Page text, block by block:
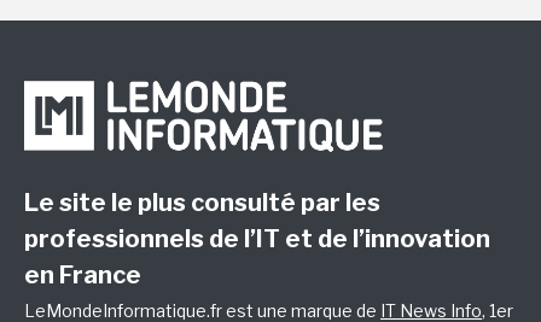
Le site le plus consulté par les
professionnels de l’IT et de l’innovation
en France
LeMondeInformatique.fr est une marque de IT News Info, 1er